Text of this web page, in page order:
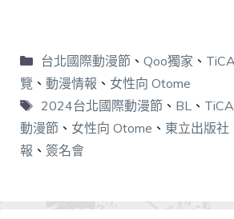
台北國際動漫節、 Qoo獨家 、
覽 、 動漫情報 、 女性向 Otome
2024台北國際動漫節、 BL 、
動漫節 、 女性向 Otome 、 東立出版社
報 、 簽名會